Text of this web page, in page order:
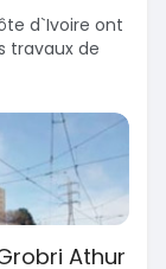
d`Ivoire ont
travaux de
Athur